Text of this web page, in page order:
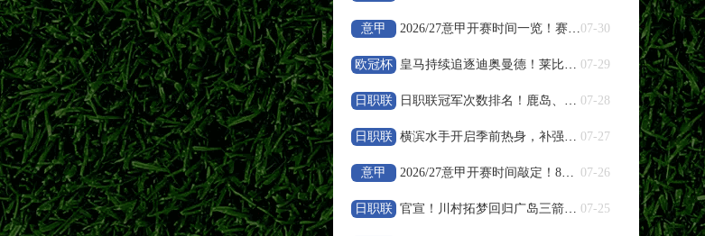
老东家。经验丰富的本土后卫加盟，助力球
鹿岛鹿角 广濑陆斗 日职联转会 神户胜利船
大赛。对比两名锋线球员技术风格，展望二人
伊东纯也 前田大然 日本前锋 2026世界杯
高清直播
中甲 08-08 20:00
定南赣联 VS 大连鲲城
高清直播
格雷米奥 VS 圣保罗
意甲 2026/27意甲开赛时间一览！赛程周期与参赛队伍整理07-30
欧冠杯 皇马持续追逐迪奥曼德！莱比锡天才引发欧冠豪门竞价 07-29
日职联 日职联冠军次数排名！鹿岛、横滨水手、川崎前锋荣誉盘点 07-28
日职联 横滨水手开启季前热身，补强阵容冲击新赛季亚冠资格 07-27
意甲 2026/27意甲开赛时间敲定！8月23日联赛正式打响 07-26
日职联 官宣！川村拓梦回归广岛三箭补强中场 07-25